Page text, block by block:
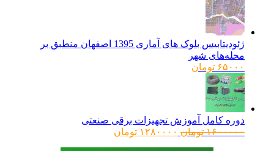
ژئودیتابیس بلوک های آماری 1395 اصفهان منطبق بر
محله‌های شهر
۶۵۰۰۰ تومان
دوره کامل آموزش تجهیزات برقی صنعتی
۱۶۰۰۰۰۰ تومانقیمت
۱۲۸۰۰۰۰ تومانقیمت